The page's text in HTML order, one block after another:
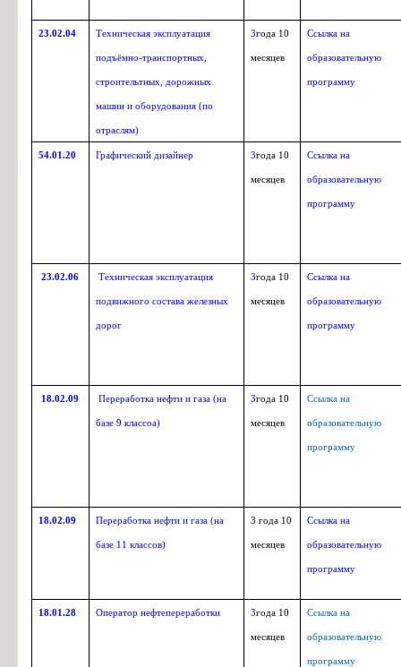
23.02.04 Техническая эксплуатация
подъёмно-транспортных,
строительтных, дорожных
машин и оборудования (по
отраслям)
3года 10
месяцев
Ссылка на
образовательную
программу
54.01.20 Графический дизайнер 3года 10
месяцев
Ссылка на
образовательную
программу
23.02.06 Техническая эксплуатация
подвижного состава железных
дорог
3года 10
месяцев
Ссылка на
образовательную
программу
18.02.09 Переработка нефти и газа (на
базе 9 классоа)
3года 10
месяцев
Ссылка на
образовательную
программу
18.02.09 Переработка нефти и газа (на
базе 11 классов)
3года 10
месяцев
Ссылка на
образовательную
программу
18.01.28 Оператор нефтепереработки 3года 10
месяцев
Ссылка на
образовательную
программу